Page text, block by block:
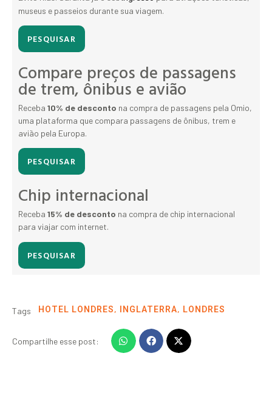
museus e passeios durante sua viagem.
PESQUISAR
Compare preços de passagens
de trem, ônibus e avião
Receba 10% de desconto na compra de passagens pela Omio,
uma plataforma que compara passagens de ônibus, trem e
avião pela Europa.
PESQUISAR
Chip internacional
Receba 15% de desconto na compra de chip internacional
para viajar com internet.
PESQUISAR
Tags HOTEL LONDRES, INGLATERRA, LONDRES
Compartilhe esse post: